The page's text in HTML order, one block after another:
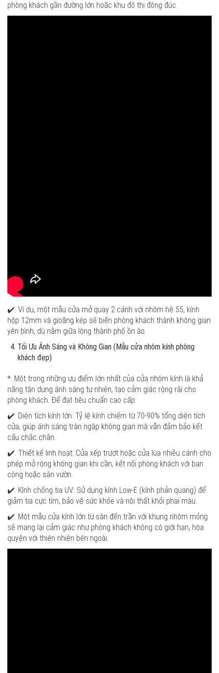
phòng khách gần đường lớn hoặc khu đô thị đông đúc.
✔️. Ví dụ, một mẫu cửa mở quay 2 cánh với nhôm hệ 55, kính
hộp 12mm và gioăng kép sẽ biến phòng khách thành không gian
yên bình, dù nằm giữa lòng thành phố ồn ào.
Tối Ưu Ánh Sáng và Không Gian (Mẫu cửa nhôm kính phòng
khách đẹp)
*. Một trong những ưu điểm lớn nhất của cửa nhôm kính là khả
năng tận dụng ánh sáng tự nhiên, tạo cảm giác rộng rãi cho
phòng khách. Để đạt tiêu chuẩn cao cấp:
✔️. Diện tích kính lớn: Tỷ lệ kính chiếm từ 70-90% tổng diện tích
cửa, giúp ánh sáng tràn ngập không gian mà vẫn đảm bảo kết
cấu chắc chắn.
✔️. Thiết kế linh hoạt: Cửa xếp trượt hoặc cửa lùa nhiều cánh cho
phép mở rộng không gian khi cần, kết nối phòng khách với ban
công hoặc sân vườn.
✔️. Kính chống tia UV: Sử dụng kính Low-E (kính phản quang) để
giảm tia cực tím, bảo vệ sức khỏe và nội thất khỏi phai màu.
✔️. Một mẫu cửa kính lớn từ sàn đến trần với khung nhôm mỏng
sẽ mang lại cảm giác như phòng khách không có giới hạn, hòa
quyện với thiên nhiên bên ngoài.